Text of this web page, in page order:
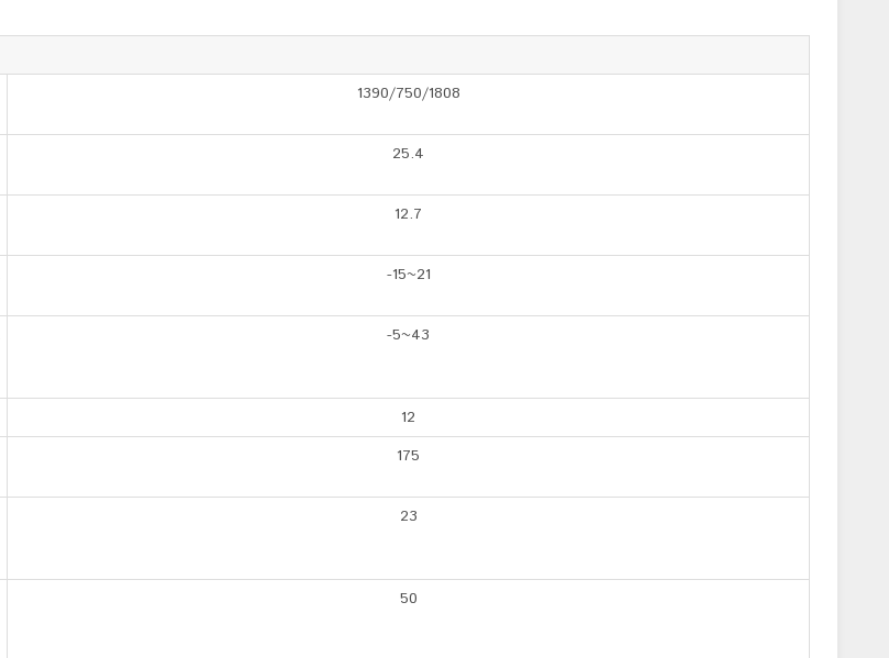
1390/750/1808
25.4
12.7
-15~21
-5~43
12
175
23
50